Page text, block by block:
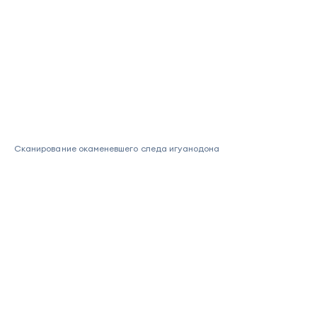
Сканирование окаменевшего следа игуанодона